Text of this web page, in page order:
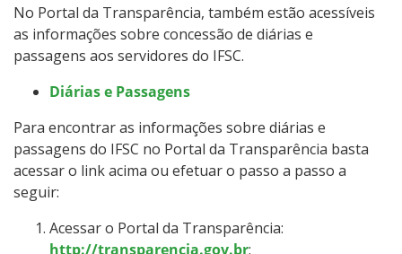
No Portal da Transparência, também estão acessíveis
as informações sobre concessão de diárias e
passagens aos servidores do IFSC.
Diárias e Passagens
Para encontrar as informações sobre diárias e
passagens do IFSC no Portal da Transparência basta
acessar o link acima ou efetuar o passo a passo a
seguir:
Acessar o Portal da Transparência:
http://transparencia.gov.br;